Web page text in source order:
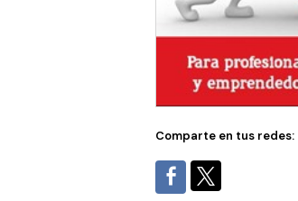
Comparte en tus redes: